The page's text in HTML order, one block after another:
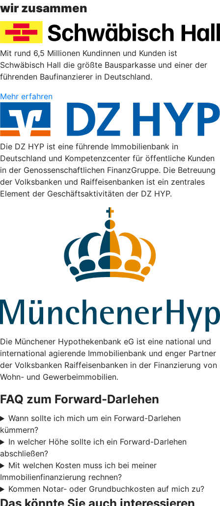
wir zusammen
Mit rund 6,5 Millionen Kundinnen und Kunden ist
Schwäbisch Hall die größte Bausparkasse und einer der
führenden Baufinanzierer in Deutschland.
Mehr erfahren
Die DZ HYP ist eine führende Immobilienbank in
Deutschland und Kompetenzcenter für öffentliche Kunden
in der Genossenschaftlichen FinanzGruppe. Die Betreuung
der Volksbanken und Raiffeisenbanken ist ein zentrales
Element der Geschäftsaktivitäten der DZ HYP.
Die Münchener Hypothekenbank eG ist eine national und
international agierende Immobilienbank und enger Partner
der Volksbanken Raiffeisenbanken in der Finanzierung von
Wohn- und Gewerbeimmobilien.
FAQ zum Forward-Darlehen
Wann sollte ich mich um ein Forward-Darlehen
kümmern?
In welcher Höhe sollte ich ein Forward-Darlehen
abschließen?
Mit welchen Kosten muss ich bei meiner
Immobilienfinanzierung rechnen?
Kommen Notar- oder Grundbuchkosten auf mich zu?